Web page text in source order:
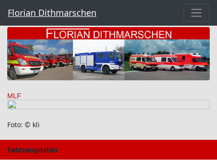
Florian Dithmarschen
MLF
Foto: © kli
Fahrzeugdaten